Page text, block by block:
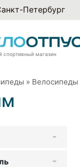
Петербург
спортивный магазин
» Велосипеды